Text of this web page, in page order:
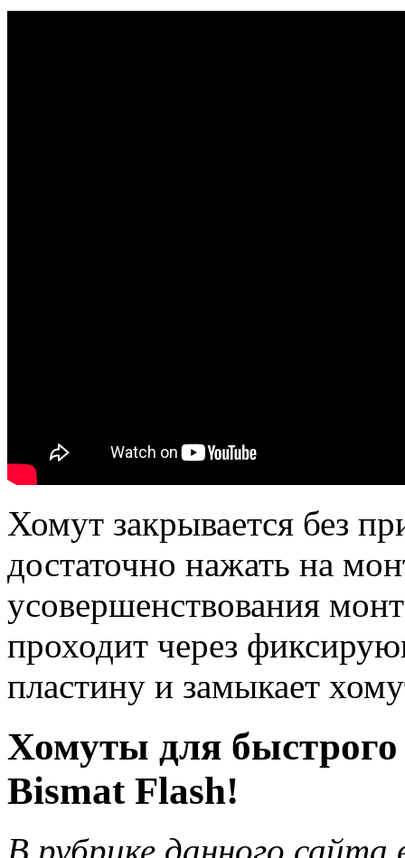
Хомут закрывается без
достаточно нажать на
усовершенствования
проходит через
пластину и замыкает
Хомуты для быстрого
Bismat Flash!